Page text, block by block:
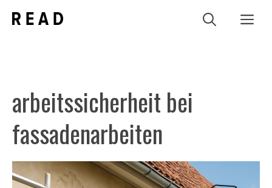
Inhalt
arbeitssicherheit bei
fassadenarbeiten